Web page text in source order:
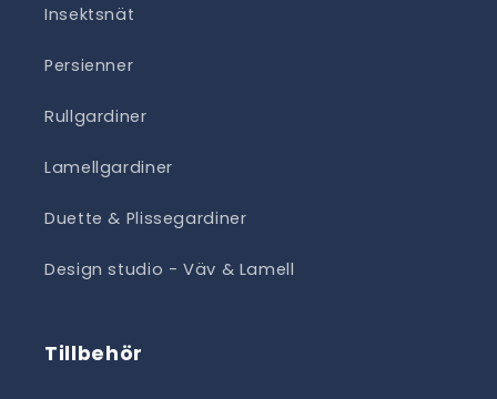
Insektsnät
Persienner
Rullgardiner
Lamellgardiner
Duette & Plissegardiner
Design studio - Väv & Lamell
Tillbehör